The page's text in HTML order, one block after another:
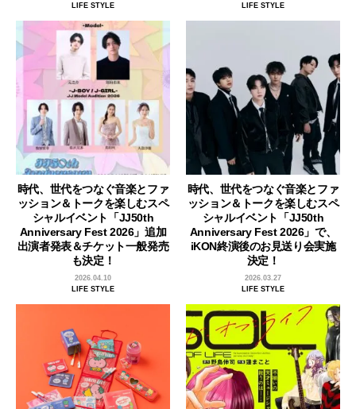
LIFE STYLE
LIFE STYLE
時代、世代をつなぐ音楽とファ
ッション＆トークを楽しむスペ
シャルイベント「JJ50th
Anniversary Fest 2026」追加
出演者発表＆チケット一般発売
も決定！
2026.04.10
LIFE STYLE
時代、世代をつなぐ音楽とファ
ッション＆トークを楽しむスペ
シャルイベント「JJ50th
Anniversary Fest 2026」で、
iKON終演後のお見送り会実施
決定！
2026.03.27
LIFE STYLE